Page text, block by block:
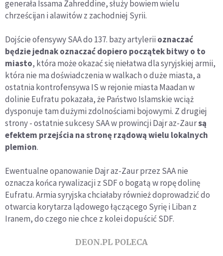
generała Issama Zahreddine, służy bowiem wielu
chrześcijan i alawitów z zachodniej Syrii.
Dojście ofensywy SAA do 137. bazy artylerii oznaczać
będzie jednak oznaczać dopiero początek bitwy o to
miasto, która może okazać się niełatwa dla syryjskiej armii,
która nie ma doświadczenia w walkach o duże miasta, a
ostatnia kontrofensywa IS w rejonie miasta Maadan w
dolinie Eufratu pokazała, że Państwo Islamskie wciąż
dysponuje tam dużymi zdolnościami bojowymi. Z drugiej
strony - ostatnie sukcesy SAA w prowincji Dajr az-Zaursą
efektem przejścia na stronę rządową wielu lokalnych
plemion.
Ewentualne opanowanie Dajr az-Zaur przez SAA nie
oznacza końca rywalizacji z SDF o bogatą w ropę dolinę
Eufratu. Armia syryjska chciałaby również doprowadzić do
otwarcia korytarza lądowego łączącego Syrię i Liban z
Iranem, do czego nie chce z kolei dopuścić SDF.
DEON.PL POLECA